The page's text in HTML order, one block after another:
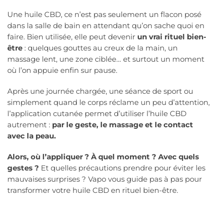
Une huile CBD, ce n’est pas seulement un flacon posé
dans la salle de bain en attendant qu’on sache quoi en
faire. Bien utilisée, elle peut devenir un vrai rituel bien-
être : quelques gouttes au creux de la main, un
massage lent, une zone ciblée… et surtout un moment
où l’on appuie enfin sur pause.
Après une journée chargée, une séance de sport ou
simplement quand le corps réclame un peu d’attention,
l’application cutanée permet d’utiliser l’huile CBD
autrement : par le geste, le massage et le contact
avec la peau.
Alors, où l’appliquer ? À quel moment ? Avec quels
gestes ? Et quelles précautions prendre pour éviter les
mauvaises surprises ? Vapo vous guide pas à pas pour
transformer votre huile CBD en rituel bien-être.